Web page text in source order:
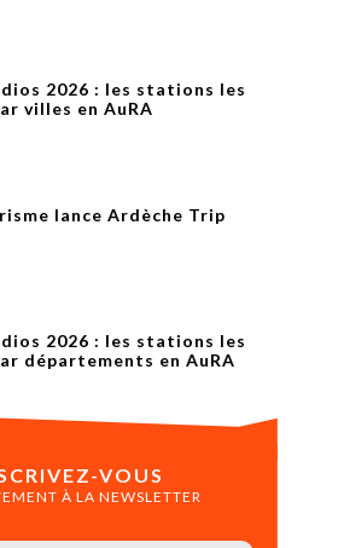
2026 : les stations les
villes en AuRA
lance Ardèche Trip
2026 : les stations les
départements en AuRA
VOUS
À LA NEWSLETTER